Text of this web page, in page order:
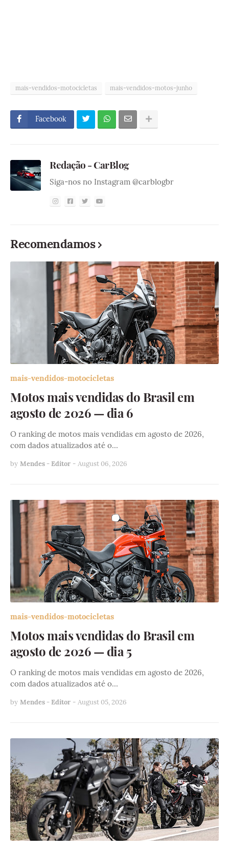
mais-vendidos-motocicletas mais-vendidos-motos-junho
Facebook
Redação - CarBlog
Siga-nos no Instagram @carblogbr
Recomendamos
mais-vendidos-motocicletas
Motos mais vendidas do Brasil em
agosto de 2026 — dia 6
O ranking de motos mais vendidas em agosto de 2026,
com dados atualizados até o…
by Mendes - Editor - August 06, 2026
mais-vendidos-motocicletas
Motos mais vendidas do Brasil em
agosto de 2026 — dia 5
O ranking de motos mais vendidas em agosto de 2026,
com dados atualizados até o…
by Mendes - Editor - August 05, 2026